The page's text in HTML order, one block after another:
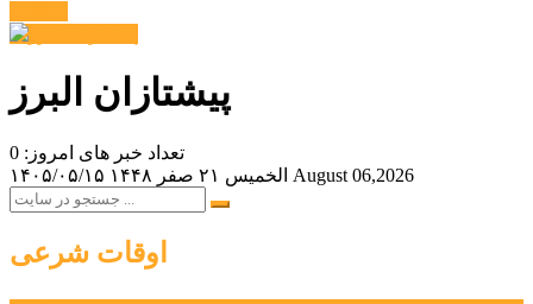
پیشتازان البرز
تعداد خبر های امروز: 0
۱۴۰۵/۰۵/۱۵
الخميس ۲۱ صفر ۱۴۴۸ August 06,2026
اوقات شرعی